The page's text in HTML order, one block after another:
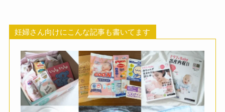
妊婦さん向けにこんな記事も書いてます